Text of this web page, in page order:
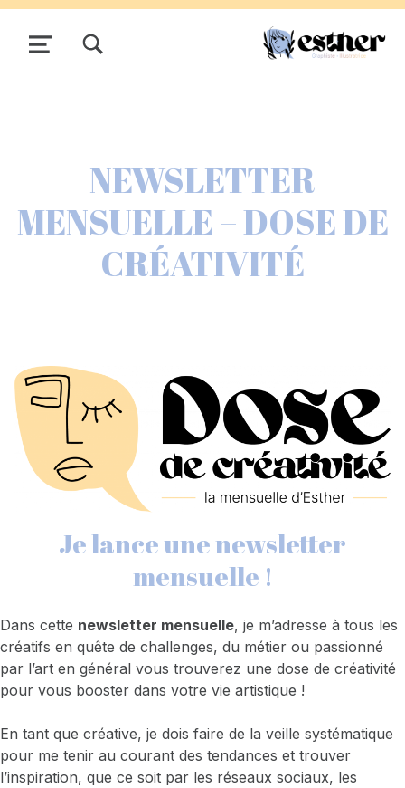
MENU
NEWSLETTER
MENSUELLE – DOSE DE
CRÉATIVITÉ
Je lance une newsletter
mensuelle !
Dans cette newsletter mensuelle, je m’adresse à tous les
créatifs en quête de challenges, du métier ou passionné
par l’art en général vous trouverez une dose de créativité
pour vous booster dans votre vie artistique !
En tant que créative, je dois faire de la veille systématique
pour me tenir au courant des tendances et trouver
l’inspiration, que ce soit par les réseaux sociaux, les